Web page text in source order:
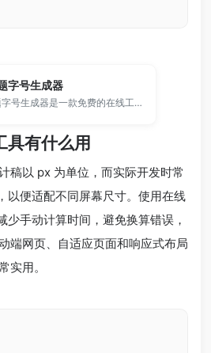
字号生成器
CSS标题字号生成器是一款免费的在线工具，支持自动计算H1 H2 H3 H4 H5 H6标题字号比例，一键生成对应CSS代码。
有什么用
稿以 px 为单位，而实际开发时常
以便适配不同屏幕尺寸。使用在线
手动计算时间，避免换算错误，
端网页、自适应页面和响应式布局
实用。